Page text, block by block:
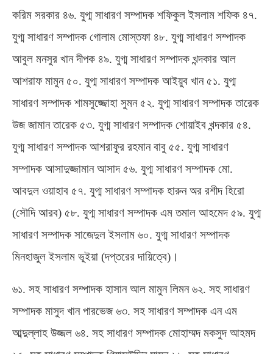
করিম সরকার ৪৬. যুগ্ম সাধারণ সম্পাদক শফিকুল ইসলাম শফিক ৪৭.
যুগ্ম সাধারণ সম্পাদক গোলাম মোস্তফা ৪৮. যুগ্ম সাধারণ সম্পাদক
আবুল মনসুর খান দীপক ৪৯. যুগ্ম সাধারণ সম্পাদক খন্দকার আল
আশরাফ মামুন ৫০. যুগ্ম সাধারণ সম্পাদক আইয়ুব খান ৫১. যুগ্ম
সাধারণ সম্পাদক শামসুজ্জোহা সুমন ৫২. যুগ্ম সাধারণ সম্পাদক তারেক
উজ জামান তারেক ৫৩. যুগ্ম সাধারণ সম্পাদক শোয়াইব খন্দকার ৫৪.
যুগ্ম সাধারণ সম্পাদক আশরাফুর রহমান বাবু ৫৫. যুগ্ম সাধারণ
সম্পাদক আসাদুজ্জামান আসাদ ৫৬. যুগ্ম সাধারণ সম্পাদক মো.
আবদুল ওয়াহাব ৫৭. যুগ্ম সাধারণ সম্পাদক হারুন অর রশীদ হিরো
(সৌদি আরব) ৫৮. যুগ্ম সাধারণ সম্পাদক এম তমাল আহমেদ ৫৯. যুগ্ম
সাধারণ সম্পাদক সাজেদুল ইসলাম ৬০. যুগ্ম সাধারণ সম্পাদক
মিনহাজুল ইসলাম ভূইয়া (দপ্তরের দায়িত্বে) ।
৬১. সহ সাধারণ সম্পাদক হাসান আল মামুন লিমন ৬২. সহ সাধারণ
সম্পাদক মাসুদ খান পারভেজ ৬৩. সহ সাধারণ সম্পাদক এন এম
আব্দুল্লাহ উজ্জল ৬৪. সহ সাধারণ সম্পাদক মোহাম্মদ মকসুদ আহমদ